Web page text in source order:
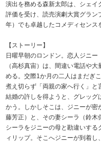
演出を務める森新太郎は、シェ
評価を受け、読売演劇大賞グラン
年）でも卓越したコメディセンス
【ストーリー】
日曜早朝のロンドン。恋人ジニ
（高杉真宙）は、間違い電話や
める。交際1か月の二人はまだぎ
煮え切らず「両親の家へ行く」と
結婚の許しを得ようと、グレッグ
かう。しかしそこは、ジニーが密
藤芳正）と、その妻シーラ（鈴木
シーラをジニーの母と勘違いす
ィリップ。そこへジニーが到着